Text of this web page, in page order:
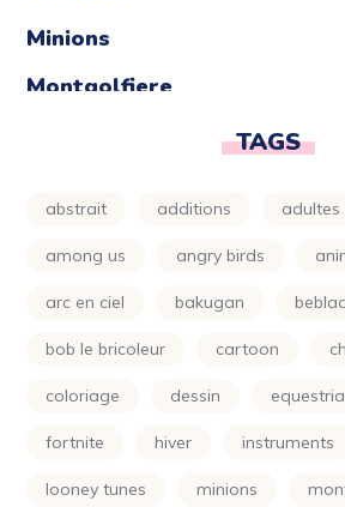
Minions
Montgolfiere
TAGS
abstrait additions adultes
among us angry birds
arc en ciel bakugan
bob le bricoleur cartoon
coloriage dessin
fortnite hiver instruments
looney tunes minions